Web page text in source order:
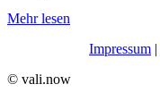
Mehr lesen
Impressum |
©️ vali.now